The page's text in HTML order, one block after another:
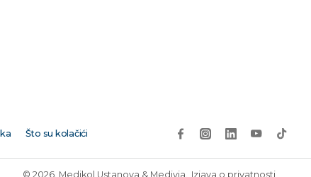
Što su kolačići
© 2026. Medikol Ustanova & Medivia. Izjava o privatnosti